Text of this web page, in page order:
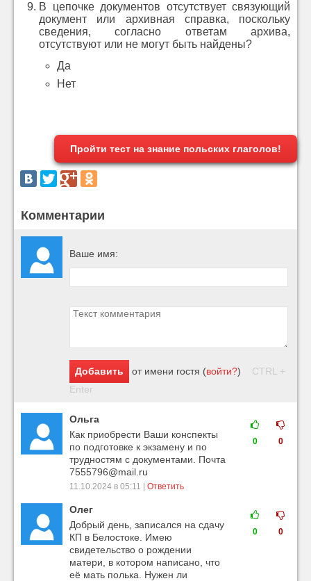
В цепочке документов отсутствует связующий
документ или архивная справка, поскольку
сведения, согласно ответам архива,
отсутствуют или не могут быть найдены?
Да
Нет
Пройти тест на знание польских глаголов!
Комментарии
Ваше имя:
Добавить от имени гостя (войти?)
CTRL +
Enter
Ольга
Как приобрести Ваши конспекты
по подготовке к экзамену и по
трудностям с документами. Почта
7555796@mail.ru
11.10.2024 в 05:11 | Ответить
0 0
Олег
Добрый день, записался на сдачу
КП в Белостоке. Имею
свидетельство о рождении
матери, в котором написано, что
её мать полька. Нужен ли
0 0